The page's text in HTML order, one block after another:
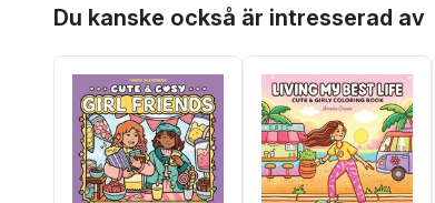
Du kanske också är intresserad av